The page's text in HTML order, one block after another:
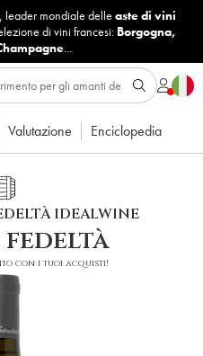
leader mondiale delle aste di vini
di vini francesi: Borgogna,
...
Valutazione Enciclopedia
IDEALWINE
fedeltà
con i tuoi acquisti!